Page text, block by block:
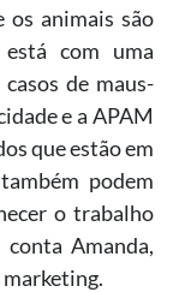
os animais são
está com uma
de maus-
e a APAM
que estão em
podem
o trabalho
Amanda,